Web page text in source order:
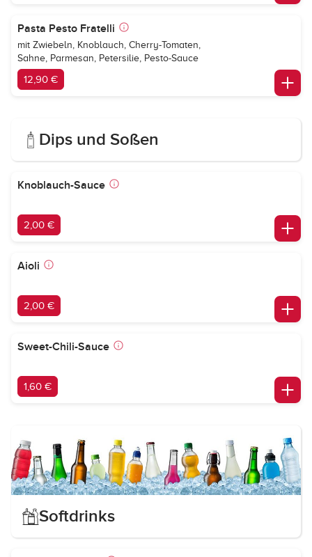
Pasta Pesto Fratelli
mit Zwiebeln, Knoblauch, Cherry-Tomaten,
Sahne, Parmesan, Petersilie, Pesto-Sauce
12,90 €
Dips und Soßen
Knoblauch-Sauce
2,00 €
Aioli
2,00 €
Sweet-Chili-Sauce
1,60 €
Softdrinks